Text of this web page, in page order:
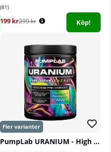
81
199 kr299 kr Köp!
PumpLab URANIUM - High Dose PWO, 550 g